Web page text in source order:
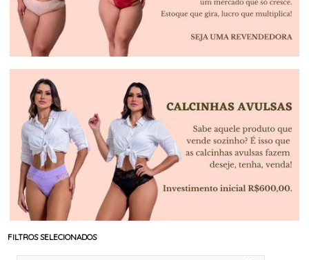
FILTROS SELECIONADOS